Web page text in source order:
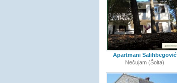
Apartmani Salihbegović
Nečujam (Šolta)